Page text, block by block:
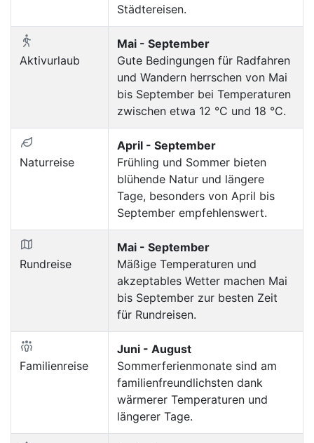
Städtereisen.
Aktivurlaub
Mai - September
Gute Bedingungen für Radfahren
und Wandern herrschen von Mai
bis September bei Temperaturen
zwischen etwa 12 °C und 18 °C.
Naturreise
April - September
Frühling und Sommer bieten
blühende Natur und längere
Tage, besonders von April bis
September empfehlenswert.
Rundreise
Mai - September
Mäßige Temperaturen und
akzeptables Wetter machen Mai
bis September zur besten Zeit
für Rundreisen.
Familienreise
Juni - August
Sommerferienmonate sind am
familienfreundlichsten dank
wärmerer Temperaturen und
längerer Tage.